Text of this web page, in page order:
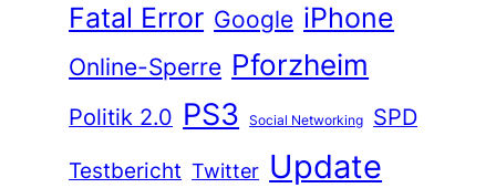
Fatal Error Google iPhone
Online-Sperre Pforzheim
Politik 2.0 PS3 Social Networking
SPD
Testbericht Twitter Update